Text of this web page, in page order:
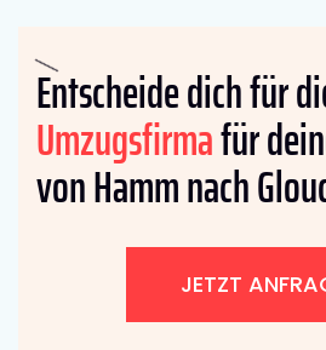
Entscheide dich für
Umzugsfirmafür
von Hamm nach
JETZT